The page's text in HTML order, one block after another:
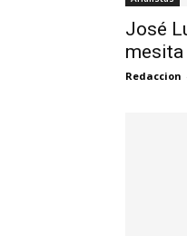
José
mesita
Redaccion